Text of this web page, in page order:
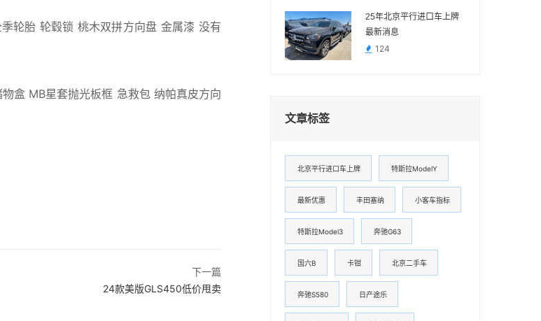
轮胎 轮毂锁 桃木双拼方向盘 金属漆 没有
盒 MB星套抛光板框 急救包 纳帕真皮方向
下一篇
24款美版GLS450低价甩卖
25年北京平行进口车上牌
最新消息
124
文章标签
北京平行进口车上牌 特斯拉ModelY
最新优惠 丰田塞纳 小客车指标
特斯拉Model3 奔驰G63
国六B 卡钳 北京二手车
奔驰S580 日产途乐